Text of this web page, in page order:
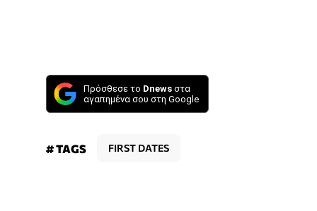
Πρόσθεσε το Dnews στα
αγαπημένα σου στη Google
# TAGS FIRST DATES